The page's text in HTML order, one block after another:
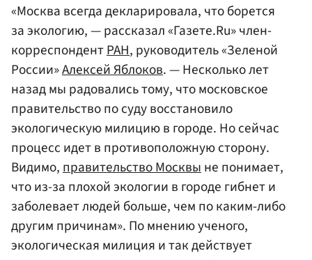
«Москва всегда декларировала, что борется
за экологию, — рассказал «Газете.Ru» член-
корреспондентРАН, руководитель «Зеленой
России»Алексей Яблоков. — Несколько лет
назад мы радовались тому, что московское
правительство по суду восстановило
экологическую милицию в городе. Но сейчас
процесс идет в противоположную сторону.
Видимо,правительство Москвыне понимает,
что из-за плохой экологии в городе гибнет и
заболевает людей больше, чем по каким-либо
другим причинам». По мнению ученого,
экологическая милиция и так действует